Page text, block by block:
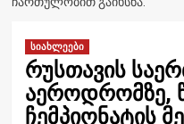
სიახლეები
რუსთავის
აეროდრომზე,
ჩემპიონატის